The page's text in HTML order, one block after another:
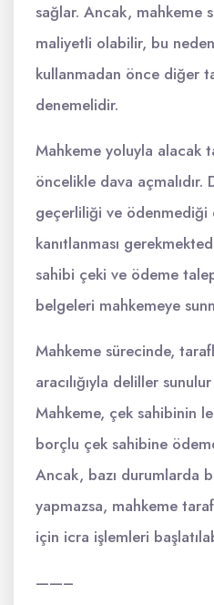
sağlar. Ancak, mahkeme
maliyetli olabilir, bu
kullanmadan önce diğer
denemelidir.
Mahkeme yoluyla alacak
öncelikle dava açmalıdır.
geçerliliği ve ödenmediği
kanıtlanması
sahibi çeki ve ödeme
belgeleri mahkemeye
Mahkeme sürecinde,
aracılığıyla deliller
Mahkeme, çek sahibinin
borçlu çek sahibine
Ancak, bazı durumlarda
yapmazsa, mahkeme
için icra işlemleri
——–